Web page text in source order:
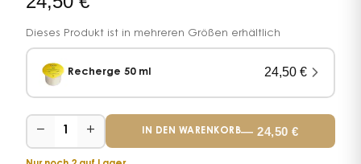
Dieses Produkt ist in mehreren Größen erhältlich
Recherge 50 ml 24,50€
− 1 + IN DEN WARENKORB—24,50 €